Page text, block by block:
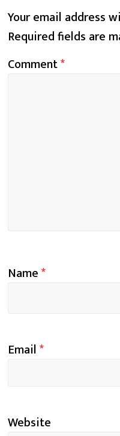
Your email address
Required fields are
Comment*
Name*
Email*
Website